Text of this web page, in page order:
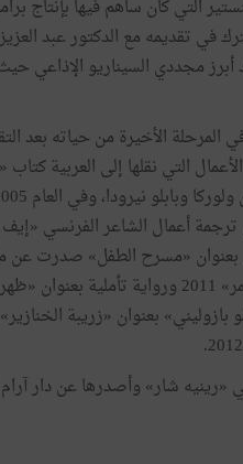
المنستير التي كان ساهم فيها بإنتاج
في تقديمه مع الدكتور عبد
مجددي السيناريو الإذاعي
الأخيرة من حياته بعد
التي نقلها إلى العربية
أعمال الشاعر الفرنسي
بعنوان «مسرح الطفل» صدرت
الحكمة سنة 2008، ثم أنجز مقاربة لأعمال «بونفوا» بعنوان «السحاب الأحمر» 2011
لأشعار «باولو بازوليني» بعنوان «زريبة
«رينيه شار» وأصدرها عن دار